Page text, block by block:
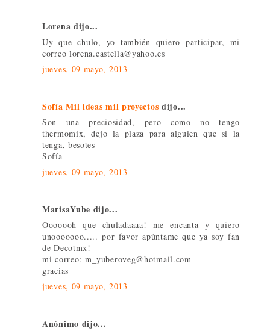
Lorena dijo...
Uy que chulo, yo también quiero participar, mi
correo lorena.castella@yahoo.es
jueves, 09 mayo, 2013
Sofía Mil ideas mil proyectos dijo...
Son una preciosidad, pero como no tengo
thermomix, dejo la plaza para alguien que si la
tenga, besotes
Sofía
jueves, 09 mayo, 2013
MarisaYube dijo...
Ooooooh que chuladaaaa! me encanta y quiero
unooooooo..... por favor apúntame que ya soy fan
de Decotmx!
mi correo: m_yuberoveg@hotmail.com
gracias
jueves, 09 mayo, 2013
Anónimo dijo...